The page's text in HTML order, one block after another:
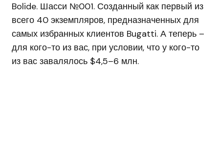
Bolide. Шасси №001. Созданный как первый из
всего 40 экземпляров, предназначенных для
самых избранных клиентов Bugatti. А теперь –
для кого-то из вас, при условии, что у кого-то
из вас завалялось $4,5–6 млн.